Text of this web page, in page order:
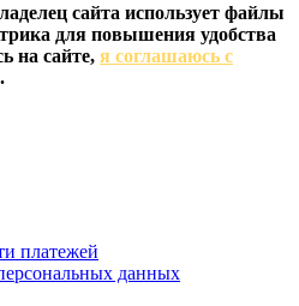
сайта использует файлы
для повышения удобства
на сайте, я соглашаюсь с
.
платежей
данных